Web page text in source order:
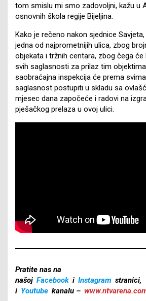
tom smislu mi smo zadovoljni, kažu u
osnovnih škola regije Bijeljina.
Kako je rečeno nakon sjednice
jedna od najprometnijih ulica, zbog
objekata i tržnih centara, zbog čega
svih saglasnosti za prilaz tim
saobraćajna inspekcija će prema
saglasnost postupiti u skladu sa
mjesec dana započeće i radovi na
pješačkog prelaza u ovoj ulici.
Pratite nas na
našoj Facebook i Instagram stranici,
i Youtube kanalu –